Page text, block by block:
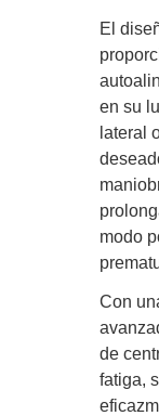
El
en su
lateral
modo
Con
de
fatiga,